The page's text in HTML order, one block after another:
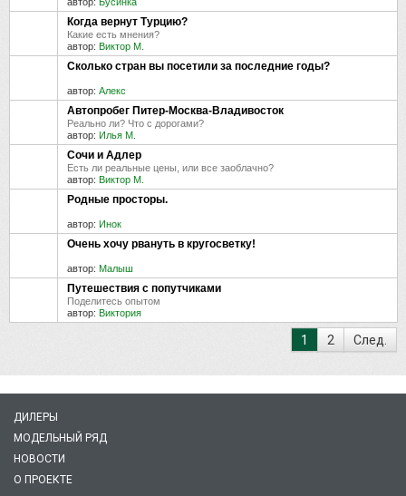
Когда вернут Турцию?
Какие есть мнения?
автор: Виктор М.
Сколько стран вы посетили за последние годы?
автор: Алекс
Автопробег Питер-Москва-Владивосток
Реально ли? Что с дорогами?
автор: Илья М.
Сочи и Адлер
Есть ли реальные цены, или все заоблачно?
автор: Виктор М.
Родные просторы.
автор: Инок
Очень хочу рвануть в кругосветку!
автор: Малыш
Путешествия с попутчиками
Поделитесь опытом
автор: Виктория
1 2 След.
ДИЛЕРЫ
МОДЕЛЬНЫЙ РЯД
НОВОСТИ
О ПРОЕКТЕ